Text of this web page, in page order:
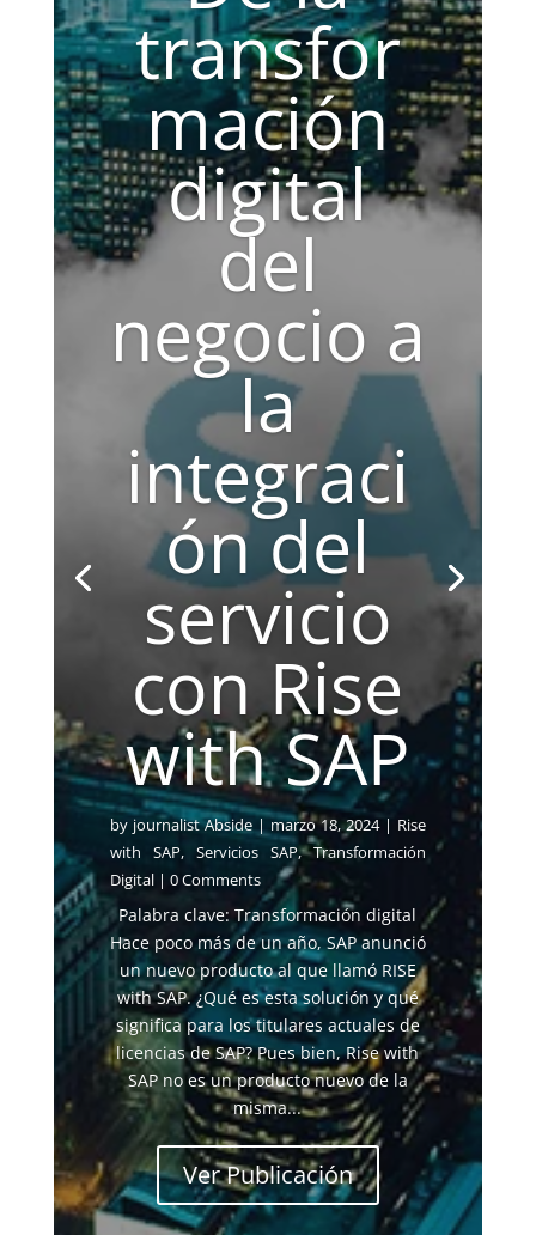
transfor
mación
digital
del
negocio a
la
integraci
ón del
servicio
con Rise
with SAP
by journalist Abside|marzo 18, 2024| Rise
with SAP, Servicios SAP,Transformación
Digital| 0 Comments
Palabra clave: Transformación digital
Hace poco más de un año, SAP anunció
un nuevo producto al que llamó RISE
with SAP. ¿Qué es esta solución y qué
significa para los titulares actuales de
licencias de SAP? Pues bien, Rise with
SAP no es un producto nuevo de la
misma...
Ver Publicación